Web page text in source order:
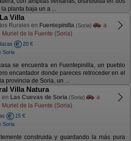
planta baja un a ...
Villa
Rurales en Fuentepinilla (Soria)
a
Muriel de la Fuente (Soria)
20 €
Soria
se encuentra en Fuentepinilla, un pueblo
encantador donde pareces retroceder en el
provincia de Soria, un ...
Villa Natura
en Las Cuevas de Soria (Soria)
a
Muriel de la Fuente (Soria)
15 €
Soria
construida y guardando la más pura